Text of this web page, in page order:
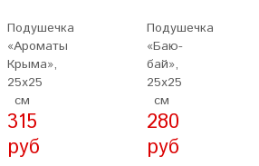
Подушечка
«Ароматы
Крыма»,
25x25
см
315
руб
Подушечка
«Баю-
бай»,
25x25
см
280
руб